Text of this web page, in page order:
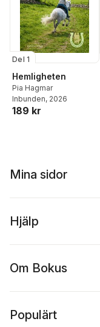
Del 1
Hemligheten
Pia Hagmar
Inbunden, 2026
189 kr
Mina sidor
Hjälp
Om Bokus
Populärt